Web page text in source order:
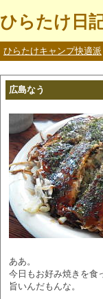
ひらたけ日
ひらたけキャンプ快適派
広島なう
ああ。
今日もお好み焼きを食
旨いんだもんな。